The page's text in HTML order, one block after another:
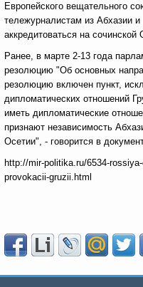
Европейского вещательного
тележурналистам из Абхазии
аккредитоваться на
Ранее, в марте 2-13 года
резолюцию "Об основных
резолюцию включен пункт,
дипломатических отношений
иметь дипломатические
признают независимость
Осетии", - говорится в
http://mir-politika.ru/6534-
provokacii-gruzii.html